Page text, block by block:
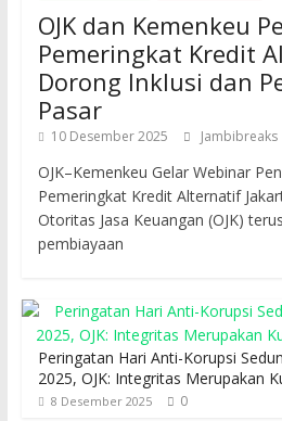
OJK dan Kemenkeu
Pemeringkat Kredit
Dorong Inklusi dan
Pasar
10 Desember 2025 Jambibreaks
OJK–Kemenkeu Gelar Webinar
Pemeringkat Kredit Alternatif
Otoritas Jasa Keuangan (OJK)
pembiayaan
Peringatan Hari Anti-Korupsi
2025, OJK: Integritas Merupakan
8 Desember 2025 0